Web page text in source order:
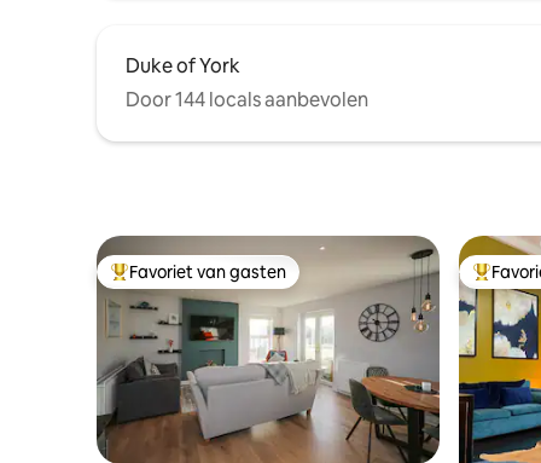
Duke of York
Door 144 locals aanbevolen
Topfavoriet van gasten
Favoriet van gasten